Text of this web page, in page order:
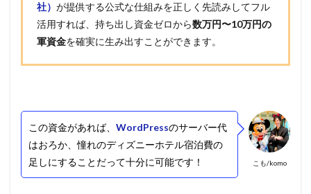
社） が提供する公式な仕組みを正しく先読みしてフル
活用すれば、持ち出し資金ゼロから数万円〜10万円の
軍資金を確実に生み出すことができます。
こも/komo
この資金があれば、 WordPressのサーバー代
はおろか、憧れのディズニーホテル宿泊費の
足しにすることだって十分に可能です！